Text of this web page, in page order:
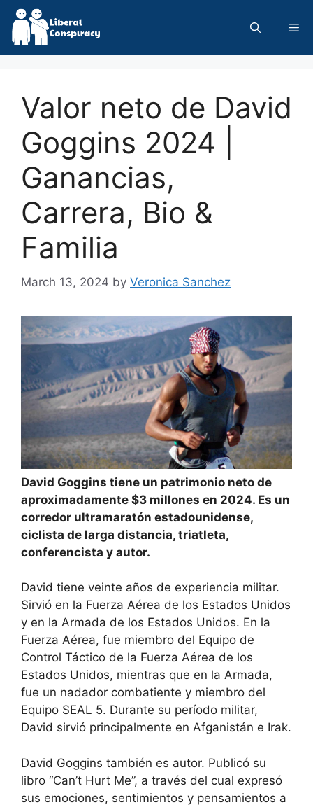
Skip
content
Valor neto de David
Goggins 2024 |
Ganancias,
Carrera, Bio &
Familia
March 13, 2024 by Veronica Sanchez
David Goggins tiene un patrimonio neto de
aproximadamente $3 millones en 2024. Es un
corredor ultramaratón estadounidense,
ciclista de larga distancia, triatleta,
conferencista y autor.
David tiene veinte años de experiencia militar.
Sirvió en la Fuerza Aérea de los Estados Unidos
y en la Armada de los Estados Unidos. En la
Fuerza Aérea, fue miembro del Equipo de
Control Táctico de la Fuerza Aérea de los
Estados Unidos, mientras que en la Armada,
fue un nadador combatiente y miembro del
Equipo SEAL 5. Durante su período militar,
David sirvió principalmente en Afganistán e Irak.
David Goggins también es autor. Publicó su
libro “Can’t Hurt Me”, a través del cual expresó
sus emociones, sentimientos y pensamientos a